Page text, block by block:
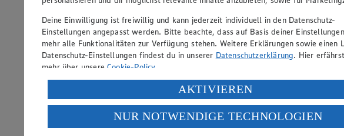
Deine Einwilligung ist freiwillig und kann jederzeit individuell in den Datenschutz-
Einstellungen angepasst werden. Bitte beachte, dass auf Basis deiner
mehr alle Funktionalitäten zur Verfügung stehen. Weitere Erklärungen sowie einen
Datenschutz-Einstellungen findest du in unserer Datenschutzerklärung. Hier
mehr über unsereCookie-Policy.
Verarbeitung deiner personenbezogenen Daten in den USA durch Facebook und
Wenn du auf „Aktivieren“ klickst, willigst du im Sinne des Art. 49 Abs. 1 Satz 1 lit.
ein, dass deine Daten in den USA verarbeitet werden. Der EuGH sieht die USA als
einem nach europäischen Standards nicht angemessenen Datenschutzniveau an. Es
AKTIVIEREN
NUR NOTWENDIGE TECHNOLOGIEN